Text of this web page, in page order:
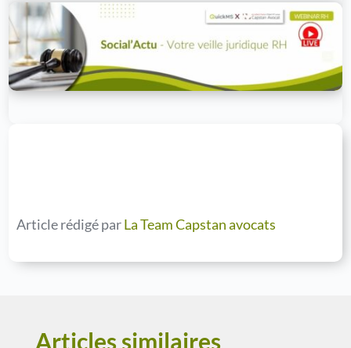
Article rédigé parLa Team Capstan avocats
Articles similaires